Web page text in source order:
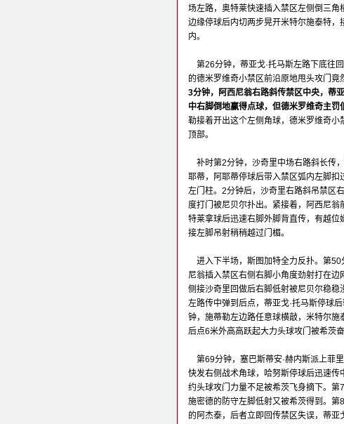
场左路，奥特莱快速插入禁区左侧倒三角
边缘停球后内切两步晃开米特尔施泰特，
内。
第26分钟，蒂亚戈·托马斯左路下底往
的德米罗维奇小禁区前沿原地甩头攻门竟
3分钟，阿西尼翁右路斜传禁区中央，蒂
中右脚倒地赢得点球，但德米罗维奇主罚
勒接着开出这个左侧角球，德米罗维奇小
顶部。
补时第2分钟，沙奇里中场右路斜长传
耶蒂，阿耶蒂停球后带入禁区弧内左脚扣
左门柱。2分钟后，沙奇里右路斜吊禁区
度打门被尼贝尔扑出。紧接着，阿西尼翁
特莱拿球后迅速右脚外脚背直传，有越位
接左脚吊射稍稍越过门楣。
进入下半场，斯图加特全力反扑。第
尼翁插入禁区右侧右脚小角度劲射打在
侧接沙奇里回做后右脚低射被尼贝尔稳
左路传中弹到后点，蒂亚戈·托马斯停球
钟，施蒂勒左边路任意球横敲，米特尔施
后点6米外高高跃起大力头球攻门被希茨奋
第69分钟，塞巴斯蒂安·赫内斯派上菲
快发右侧战术角球，哈努斯停球后迅速
约头球攻门力量不足被希茨飞身摘下。
施密德的防守左脚低射又被希茨得到。
的阿杰泰，后者立即回传禁区失误，蒂亚